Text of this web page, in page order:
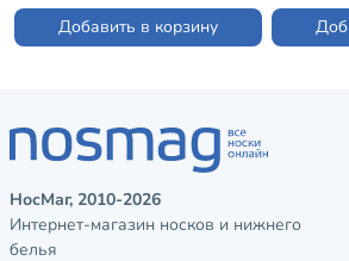
Добавить в корзину
НосМаг, 2010-2026
Интернет-магазин носков и нижнего
белья